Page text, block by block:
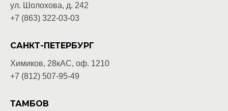
ул. Шолохова, д. 242
+7 (863) 322-03-03
САНКТ-ПЕТЕРБУРГ
Химиков, 28кАС, оф. 1210
+7 (812) 507-95-49
ТАМБОВ